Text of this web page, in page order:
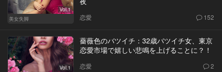
Vol.1
美女失脚
恋愛 152
Vol.1
薔薇色のバツイチ：32歳バツイチ女、東京
恋愛市場で嬉しい悲鳴を上げることに？！
恋愛 2